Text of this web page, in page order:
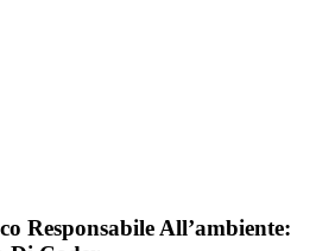
Responsabile All’ambiente: